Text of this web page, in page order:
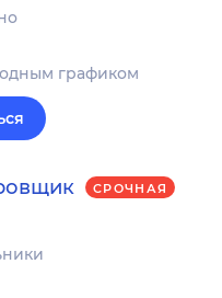
графиком
СРОЧНАЯ